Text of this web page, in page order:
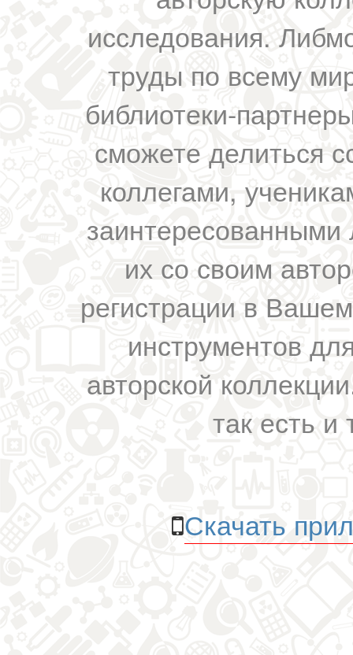
исследования.
труды по всему
библиотеки-
сможете делиться
коллегами,
их со своим
регистрации в
инструментов
авторской
так есть и
Скачать